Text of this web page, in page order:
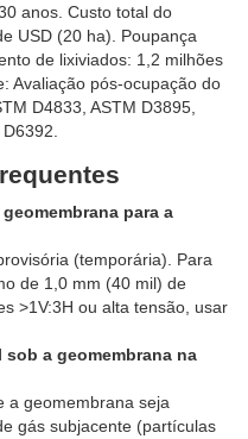
anos. Custo total do
USD (20 ha). Poupança
de lixiviados: 1,2 milhões
Avaliação pós-ocupação do
D4833, ASTM D3895,
para a
(temporária). Para
de 1,0 mm (40 mil) de
>1V:3H ou alta tensão, usar
a geomembrana na
a geomembrana seja
gás subjacente (partículas